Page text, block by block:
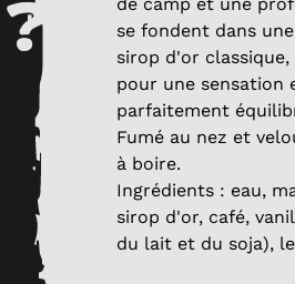
se fondent dans
sirop d'or
pour une sensation
parfaitement
Fumé au nez et
à boire.
Ingrédients : eau,
sirop d'or, café,
du lait et du soja),